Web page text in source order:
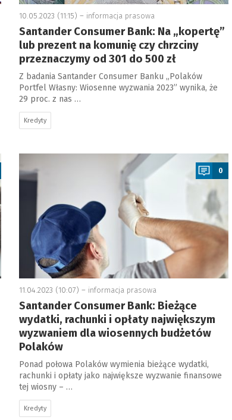
10.05.2023 (11:15) – informacja prasowa
Santander Consumer Bank: Na „kopertę”
lub prezent na komunię czy chrzciny
przeznaczymy od 301 do 500 zł
Z badania Santander Consumer Banku „Polaków
Portfel Własny: Wiosenne wyzwania 2023” wynika, że
29 proc. z nas …
Kredyty
a
0
11.04.2023 (10:07) – informacja prasowa
Santander Consumer Bank: Bieżące
wydatki, rachunki i opłaty największym
wyzwaniem dla wiosennych budżetów
Polaków
Ponad połowa Polaków wymienia bieżące wydatki,
rachunki i opłaty jako największe wyzwanie finansowe
tej wiosny – …
Kredyty